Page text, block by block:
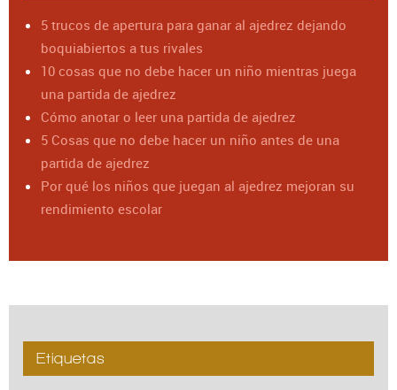
5 trucos de apertura para ganar al ajedrez dejando
boquiabiertos a tus rivales
10 cosas que no debe hacer un niño mientras juega
una partida de ajedrez
Cómo anotar o leer una partida de ajedrez
5 Cosas que no debe hacer un niño antes de una
partida de ajedrez
Por qué los niños que juegan al ajedrez mejoran su
rendimiento escolar
Etiquetas